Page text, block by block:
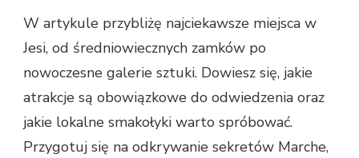
W artykule przybliżę najciekawsze miejsca w
Jesi, od średniowiecznych zamków po
nowoczesne galerie sztuki. Dowiesz się, jakie
atrakcje są obowiązkowe do odwiedzenia oraz
jakie lokalne smakołyki warto spróbować.
Przygotuj się na odkrywanie sekretów Marche,